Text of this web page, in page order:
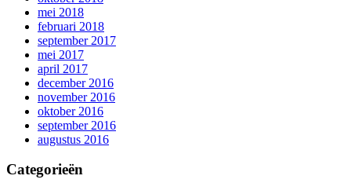
mei 2018
februari 2018
september 2017
mei 2017
april 2017
december 2016
november 2016
oktober 2016
september 2016
augustus 2016
Categorieën